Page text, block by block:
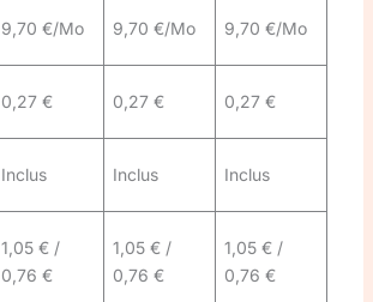
9,70 €/Mo 9,70 €/Mo 9,70 €/Mo
0,27 € 0,27 € 0,27 €
Inclus Inclus Inclus
1,05 € /
0,76 €
1,05 € /
0,76 €
1,05 € /
0,76 €